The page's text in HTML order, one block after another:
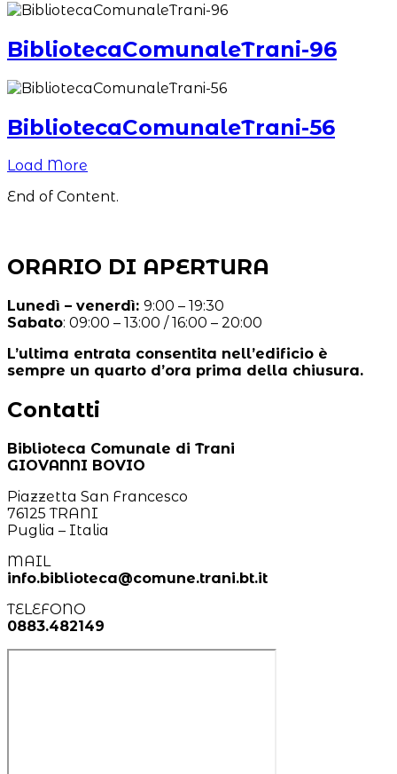
BibliotecaComunaleTrani-96
BibliotecaComunaleTrani-56
Load More
End of Content.
ORARIO DI APERTURA
Lunedì – venerdì: 9:00 – 19:30
Sabato: 09:00 – 13:00 / 16:00 – 20:00
L’ultima entrata consentita nell’edificio è
sempre un quarto d’ora prima della chiusura.
Contatti
Biblioteca Comunale di Trani
GIOVANNI BOVIO
Piazzetta San Francesco
76125 TRANI
Puglia – Italia
MAIL
info.biblioteca@comune.trani.bt.it
TELEFONO
0883.482149